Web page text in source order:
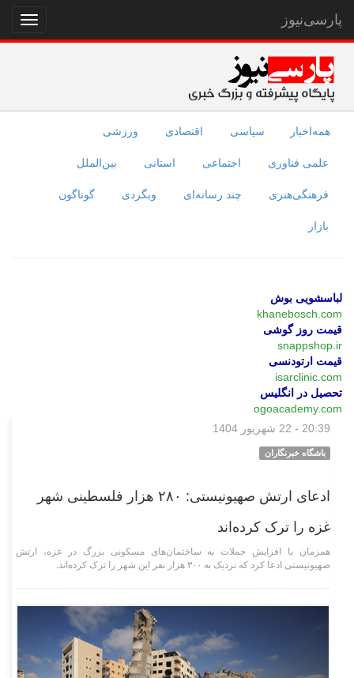
نمایش
منو
پارسی‌نیوز
همه‌اخبار سیاسی اقتصادی ورزشی
علمی فناوری اجتماعی استانی بین‌الملل
فرهنگی‌هنری چند رسانه‌ای وبگردی گوناگون
بازار
لباسشویی بوش
khanebosch.com
قیمت روز گوشی
snappshop.ir
قیمت ارتودنسی
isarclinic.com
تحصیل در انگلیس
ogoacademy.com
20:39 - 22 شهریور 1404
باشگاه خبرنگاران
ادعای ارتش صهیونیستی: ۲۸۰ هزار فلسطینی شهر
غزه را ترک کرده‌اند
همزمان با افزایش حملات به ساختمان‌های مسکونی بزرگ در غزه، ارتش
صهیونیستی ادعا کرد که نزدیک به ۳۰۰ هزار نفر این شهر را ترک کرده‌اند.